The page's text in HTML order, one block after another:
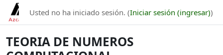
Saltar al contenido principal
Usted no ha iniciado sesión. (Iniciar sesión (ingresar))
TEORIA DE NUMEROS